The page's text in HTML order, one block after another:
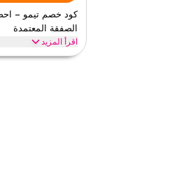
الصفقة المعتمدة
اقرأ المزيد
احصل